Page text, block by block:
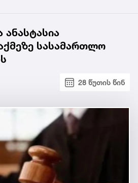
ანასტასია
სასამართლო
28 წუთის წინ